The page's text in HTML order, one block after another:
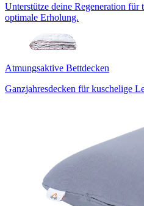
Unterstütze deine Regeneration für
optimale Erholung.
Atmungsaktive Bettdecken
Ganzjahresdecken für kuschelige